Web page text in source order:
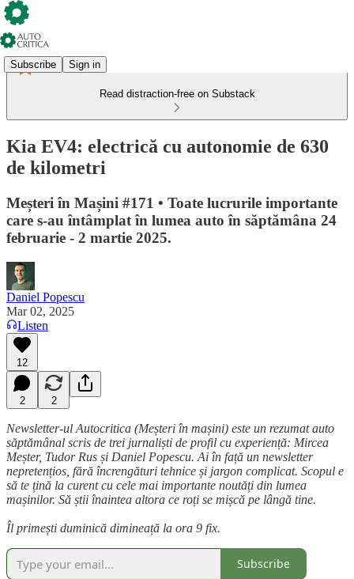
Subscribe Sign in
Read distraction-free on Substack
Kia EV4: electrică cu autonomie de 630
de kilometri
Meșteri în Mașini #171 • Toate lucrurile importante
care s-au întâmplat în lumea auto în săptămâna 24
februarie - 2 martie 2025.
Daniel Popescu
Mar 02, 2025
Listen
12
2 2
Newsletter-ul Autocritica (Meșteri în mașini) este un rezumat auto
săptămânal scris de trei jurnaliști de profil cu experiență: Mircea
Meșter, Tudor Rus și Daniel Popescu. Ai în față un newsletter
nepretențios, fără încrengături tehnice și jargon complicat. Scopul e
să te țină la curent cu cele mai importante noutăți din lumea
mașinilor. Să știi înaintea altora ce roți se mișcă pe lângă tine.
Îl primești duminică dimineață la ora 9 fix.
Subscribe